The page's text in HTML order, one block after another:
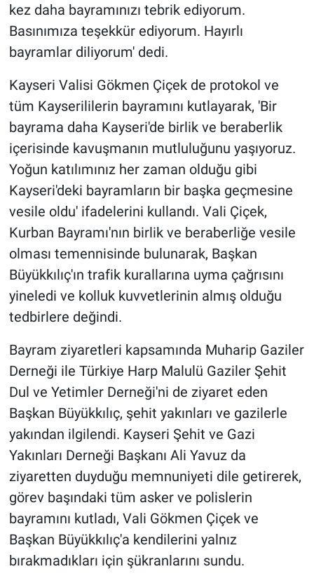
kez daha bayramınızı tebrik ediyorum.
Basınımıza teşekkür ediyorum. Hayırlı
bayramlar diliyorum' dedi.
Kayseri Valisi Gökmen Çiçek de protokol ve
tüm Kayserililerin bayramını kutlayarak, 'Bir
bayrama daha Kayseri'de birlik ve beraberlik
içerisinde kavuşmanın mutluluğunu yaşıyoruz.
Yoğun katılımınız her zaman olduğu gibi
Kayseri'deki bayramların bir başka geçmesine
vesile oldu' ifadelerini kullandı. Vali Çiçek,
Kurban Bayramı'nın birlik ve beraberliğe vesile
olması temennisinde bulunarak, Başkan
Büyükkılıç'ın trafik kurallarına uyma çağrısını
yineledi ve kolluk kuvvetlerinin almış olduğu
tedbirlere değindi.
Bayram ziyaretleri kapsamında Muharip Gaziler
Derneği ile Türkiye Harp Malulü Gaziler Şehit
Dul ve Yetimler Derneği'ni de ziyaret eden
Başkan Büyükkılıç, şehit yakınları ve gazilerle
yakından ilgilendi. Kayseri Şehit ve Gazi
Yakınları Derneği Başkanı Ali Yavuz da
ziyaretten duyduğu memnuniyeti dile getirerek,
görev başındaki tüm asker ve polislerin
bayramını kutladı, Vali Gökmen Çiçek ve
Başkan Büyükkılıç'a kendilerini yalnız
bırakmadıkları için şükranlarını sundu.